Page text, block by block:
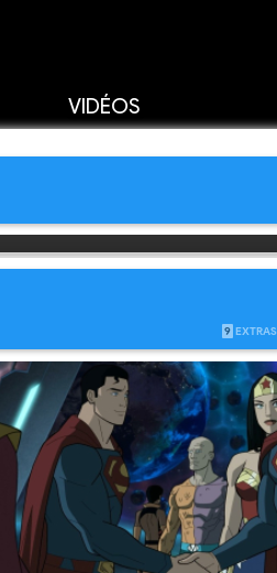
VIDÉOS
9 EXTRAS